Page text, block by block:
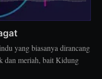
yang biasanya dirancang
dan meriah, bait Kidung